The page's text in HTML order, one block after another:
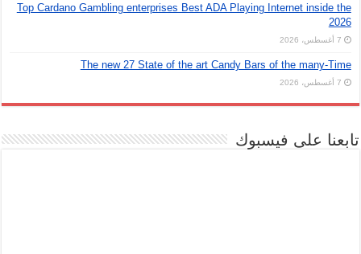
Top Cardano Gambling enterprises Best ADA Playing Internet inside the
2026
7 أغسطس، 2026
The new 27 State of the art Candy Bars of the many-Time
7 أغسطس، 2026
تابعنا على فيسبوك